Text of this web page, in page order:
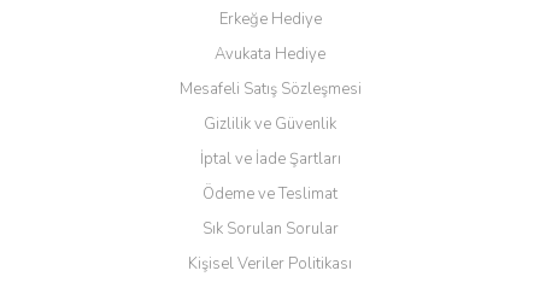
Erkeğe Hediye
Avukata Hediye
Mesafeli Satış Sözleşmesi
Gizlilik ve Güvenlik
İptal ve İade Şartları
Ödeme ve Teslimat
Sık Sorulan Sorular
Kişisel Veriler Politikası